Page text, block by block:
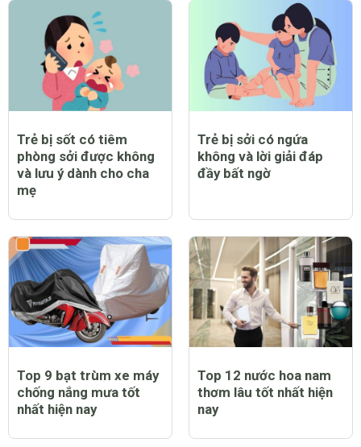
Trẻ bị sốt có tiêm
phòng sởi được không
và lưu ý dành cho cha
mẹ
Trẻ bị sởi có ngứa
không và lời giải đáp
đầy bất ngờ
Top 9 bạt trùm xe máy
chống nắng mưa tốt
nhất hiện nay
Top 12 nước hoa nam
thơm lâu tốt nhất hiện
nay